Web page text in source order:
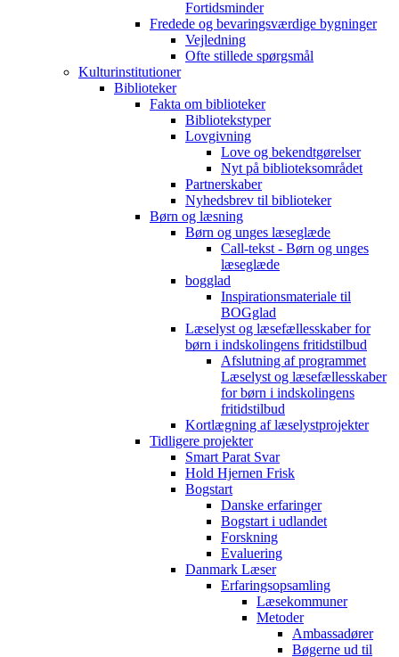
Fortidsminder
Fredede og bevaringsværdige bygninger
Vejledning
Ofte stillede spørgsmål
Kulturinstitutioner
Biblioteker
Fakta om biblioteker
Bibliotekstyper
Lovgivning
Love og bekendtgørelser
Nyt på biblioteksområdet
Partnerskaber
Nyhedsbrev til biblioteker
Børn og læsning
Børn og unges læseglæde
Call-tekst - Børn og unges
læseglæde
bogglad
Inspirationsmateriale til
BOGglad
Læselyst og læsefællesskaber for
børn i indskolingens fritidstilbud
Afslutning af programmet
Læselyst og læsefællesskaber
for børn i indskolingens
fritidstilbud
Kortlægning af læselystprojekter
Tidligere projekter
Smart Parat Svar
Hold Hjernen Frisk
Bogstart
Danske erfaringer
Bogstart i udlandet
Forskning
Evaluering
Danmark Læser
Erfaringsopsamling
Læsekommuner
Metoder
Ambassadører
Bøgerne ud til